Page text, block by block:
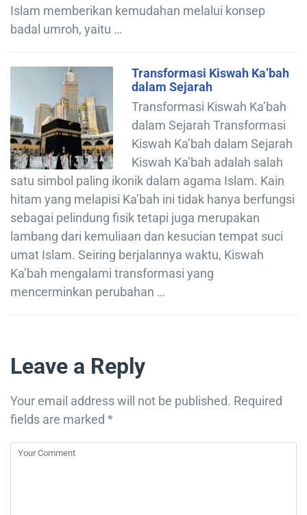
Islam memberikan kemudahan melalui konsep
badal umroh, yaitu …
Transformasi Kiswah Ka’bah
dalam Sejarah
Transformasi Kiswah Ka’bah
dalam Sejarah Transformasi
Kiswah Ka’bah dalam Sejarah
Kiswah Ka’bah adalah salah
satu simbol paling ikonik dalam agama Islam. Kain
hitam yang melapisi Ka’bah ini tidak hanya berfungsi
sebagai pelindung fisik tetapi juga merupakan
lambang dari kemuliaan dan kesucian tempat suci
umat Islam. Seiring berjalannya waktu, Kiswah
Ka’bah mengalami transformasi yang
mencerminkan perubahan …
Leave a Reply
Your email address will not be published. Required
fields are marked *